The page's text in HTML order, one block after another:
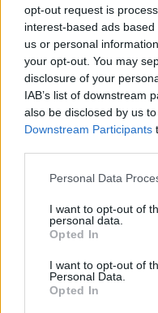
opt-out request is
interest-based ads
us or personal
your opt-out. You may
disclosure of your
IAB’s list of downstream
also be disclosed by us
Downstream Participants
Personal Data
I want to opt-out of
personal data.
Opted In
I want to opt-out of
Personal Data.
Opted In
AJÁNLJUK MÉG
Országos
Gál Ferenc Egyetem